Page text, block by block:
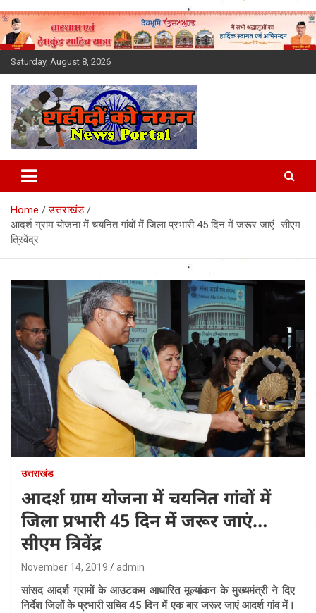
Skip
to
content
Saturday, August 8, 2026
Latest News Today, Breaking
News, Uttarakhand News in
Hindi
Home
उत्तराखंड
आदर्श ग्राम योजना में चयनित गांवों में जिला प्रभारी 45 दिन में जरूर जाएं…सीएम
त्रिवेंद्र
उत्तराखंड
आदर्श ग्राम योजना में चयनित गांवों में
जिला प्रभारी 45 दिन में जरूर जाएं…
सीएम त्रिवेंद्र
November 14, 2019 admin
सांसद आदर्श ग्रामों के आउटकम आधारित मूल्यांकन के मुख्यमंत्री ने दिए
निर्देश जिलों के प्रभारी सचिव 45 दिन में एक बार जरूर जाएं आदर्श गांव में।